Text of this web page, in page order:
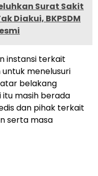
Surat Sakit
Diakui, BKPSDM
instansi terkait
menelusuri
belakang
itu masih berada
dan pihak terkait
serta masa